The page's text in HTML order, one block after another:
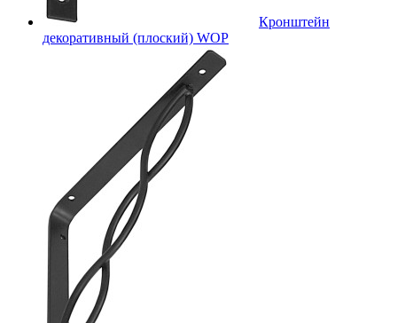
Кронштейн
декоративный (плоский) WOP